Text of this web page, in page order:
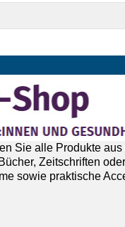
Sie alle Produkte aus
Zeitschriften oder
sowie praktische